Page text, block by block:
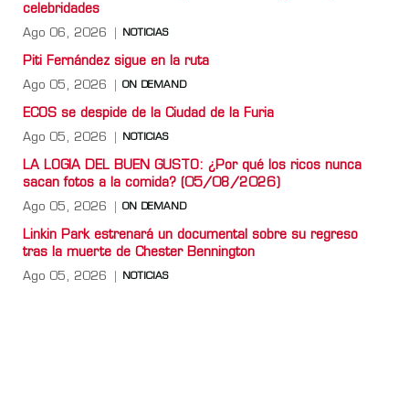
celebridades
Ago 06, 2026 NOTICIAS
Piti Fernández sigue en la ruta
Ago 05, 2026 ON DEMAND
ECOS se despide de la Ciudad de la Furia
Ago 05, 2026 NOTICIAS
LA LOGIA DEL BUEN GUSTO: ¿Por qué los ricos nunca
sacan fotos a la comida? (05/08/2026)
Ago 05, 2026 ON DEMAND
Linkin Park estrenará un documental sobre su regreso
tras la muerte de Chester Bennington
Ago 05, 2026 NOTICIAS